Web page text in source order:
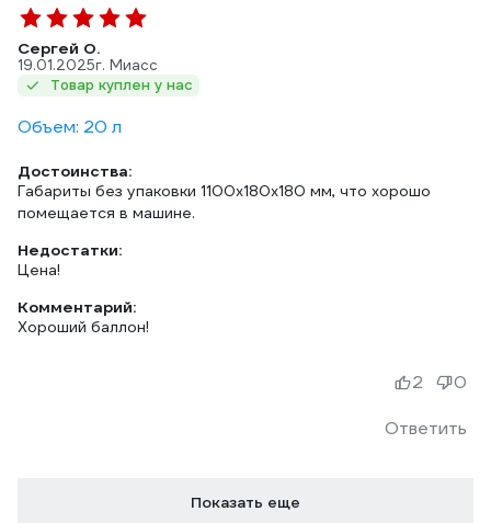
Сергей О.
19.01.2025г. Миасс
Товар куплен у нас
Объем: 20 л
Достоинства:
Габариты без упаковки 1100х180х180 мм, что хорошо
Недостатки:
Цена!
Комментарий:
Хороший баллон!
Ответить
2 0
Показать еще